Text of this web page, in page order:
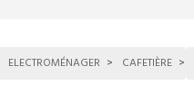
ELECTROMÉNAGER CAFETIÈRE